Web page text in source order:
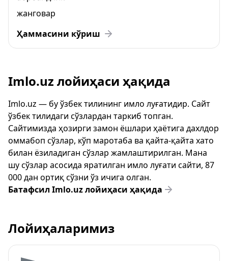
жанговар
Ҳаммасини кўриш
Imlo.uz лойиҳаси ҳақида
Imlo.uz — бу ўзбек тилининг имло луғатидир. Сайт
ўзбек тилидаги сўзлардан таркиб топган.
Сайтимизда ҳозирги замон ёшлари ҳаётига дахлдор
оммабоп сўзлар, кўп маротаба ва қайта-қайта хато
билан ёзиладиган сўзлар жамлаштирилган. Мана
шу сўзлар асосида яратилган имло луғати сайти, 87
000 дан ортиқ сўзни ўз ичига олган.
Батафсил Imlo.uz лойиҳаси ҳақида
Лойиҳаларимиз